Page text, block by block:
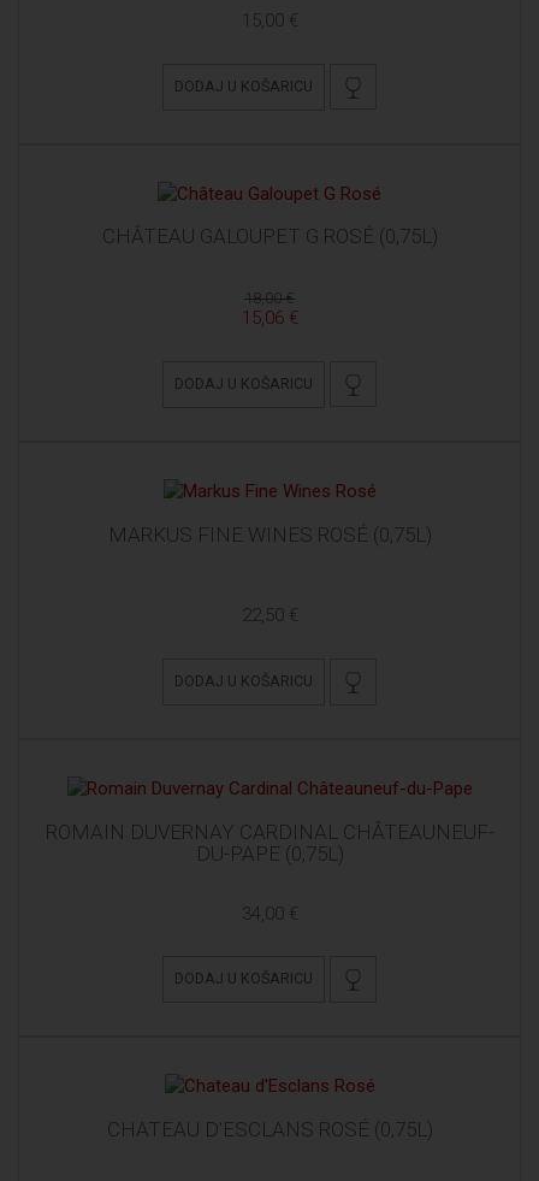
15,00 €
DODAJ U KOŠARICU
CHÂTEAU GALOUPET G ROSÉ (0,75L)
18,00 €
15,06 €
DODAJ U KOŠARICU
MARKUS FINE WINES ROSÉ (0,75L)
22,50 €
DODAJ U KOŠARICU
ROMAIN DUVERNAY CARDINAL CHÂTEAUNEUF-
DU-PAPE (0,75L)
34,00 €
DODAJ U KOŠARICU
CHATEAU D'ESCLANS ROSÉ (0,75L)